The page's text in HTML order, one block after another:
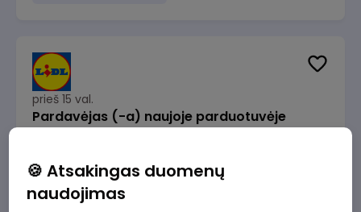
prieš 15 val.
Pardavėjas (-a) naujoje parduotuvėje
1715 - 2170 €/mėn.
🍪 Atsakingas duomenų
naudojimas